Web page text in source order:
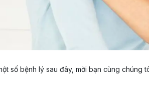
số bệnh lý sau đây, mời bạn cùng chúng